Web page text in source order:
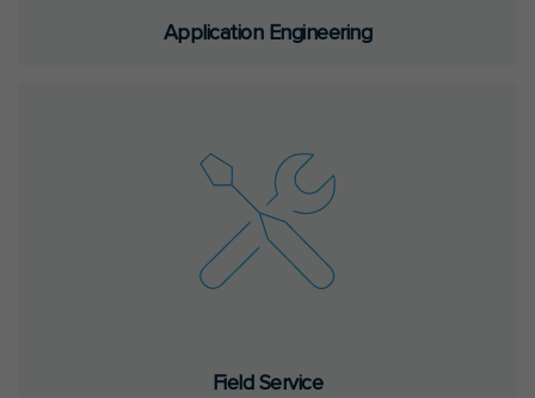
Ap­p­li­ca­ti­on En­gi­nee­ring
Field Ser­vice